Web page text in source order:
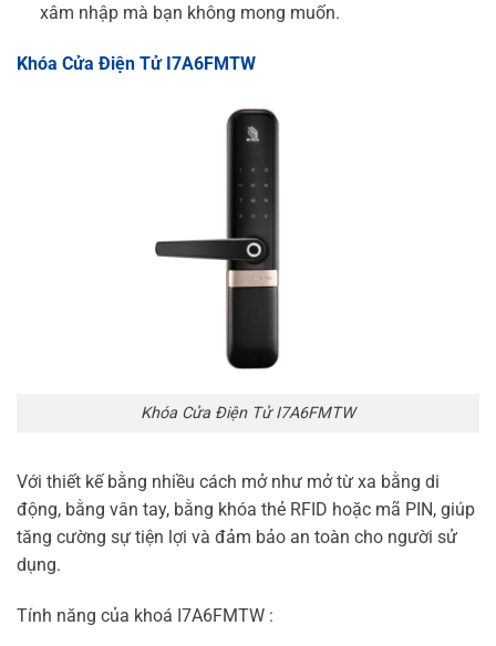
xâm nhập mà bạn không mong muốn.
Khóa Cửa Điện Tử I7A6FMTW
Khóa Cửa Điện Tử I7A6FMTW
Với thiết kế bằng nhiều cách mở như mở từ xa bằng di
động, bằng vân tay, bằng khóa thẻ RFID hoặc mã PIN, giúp
tăng cường sự tiện lợi và đảm bảo an toàn cho người sử
dụng.
Tính năng của khoá I7A6FMTW :